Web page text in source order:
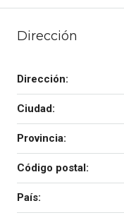
Dirección
Dirección:
Ciudad:
Provincia:
Código postal:
País: